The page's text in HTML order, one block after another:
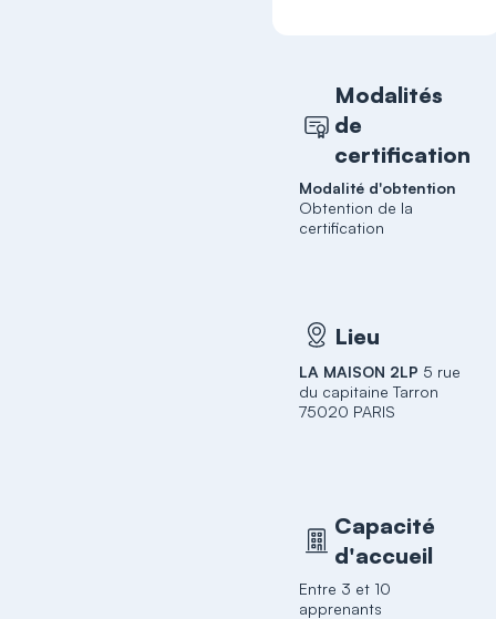
Modalités
de
certification
Modalité d'obtention
Obtention de la
certification
Lieu
LA MAISON 2LP 5 rue
du capitaine Tarron
75020 PARIS
Capacité
d'accueil
Entre 3 et 10
apprenants